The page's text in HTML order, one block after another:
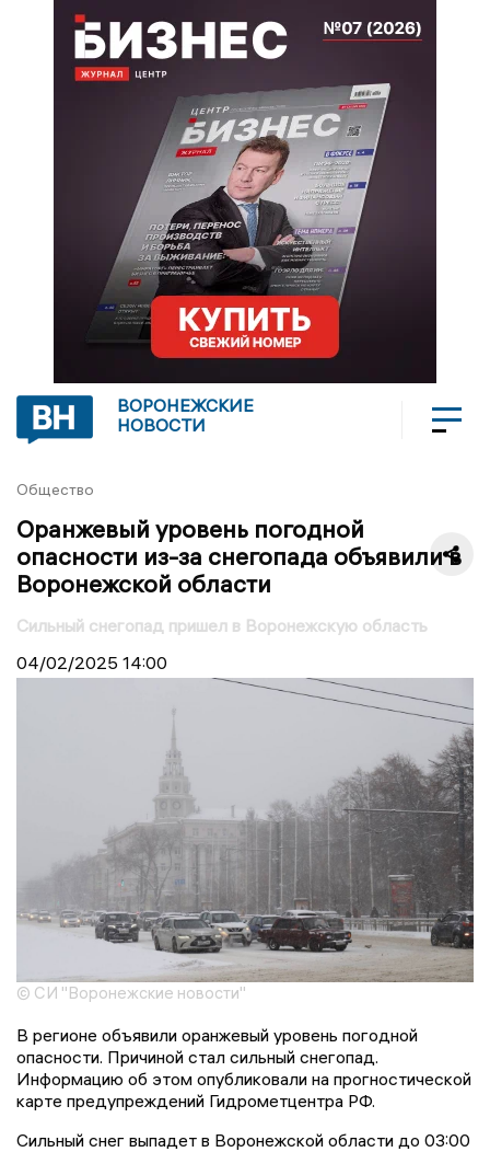
ВОРОНЕЖСКИЕ
НОВОСТИ
Общество
Оранжевый уровень погодной
опасности из-за снегопада объявили в
Воронежской области
Сильный снегопад пришел в Воронежскую область
04/02/2025 14:00
© СИ "Воронежские новости"
В регионе объявили оранжевый уровень погодной
опасности. Причиной стал сильный снегопад.
Информацию об этом опубликовали на прогностической
карте предупреждений Гидрометцентра РФ.
Сильный снег выпадет в Воронежской области до 03:00